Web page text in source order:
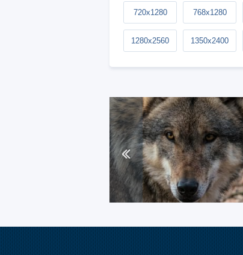
720x1280 768x1280
1280x2560 1350x2400